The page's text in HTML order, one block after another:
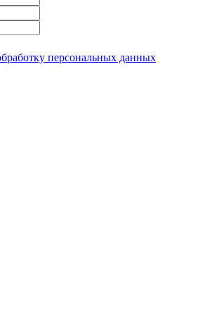
персональных данных